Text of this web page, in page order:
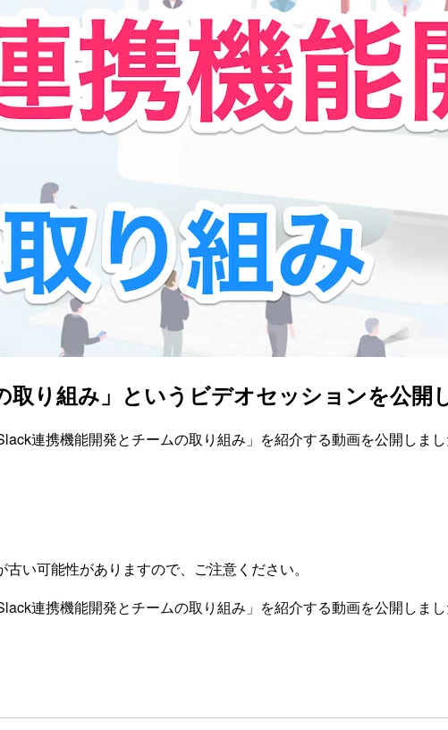
り組み」というビデオセッションを公開
連携機能開発とチームの取り組み」を紹介する動画を公開しまし
い可能性がありますので、ご注意ください。
連携機能開発とチームの取り組み」を紹介する動画を公開しまし